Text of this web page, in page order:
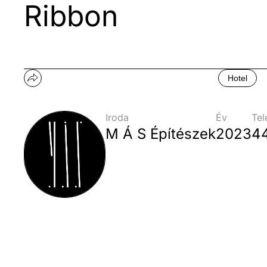
Ribbon
Hotel
Iroda
M Á S Építészek
Év
2023